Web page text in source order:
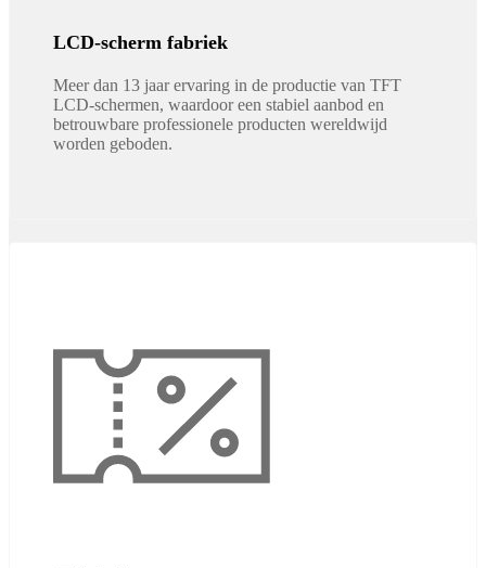
LCD-scherm fabriek
Meer dan 13 jaar ervaring in de productie van TFT
LCD-schermen, waardoor een stabiel aanbod en
betrouwbare professionele producten wereldwijd
worden geboden.